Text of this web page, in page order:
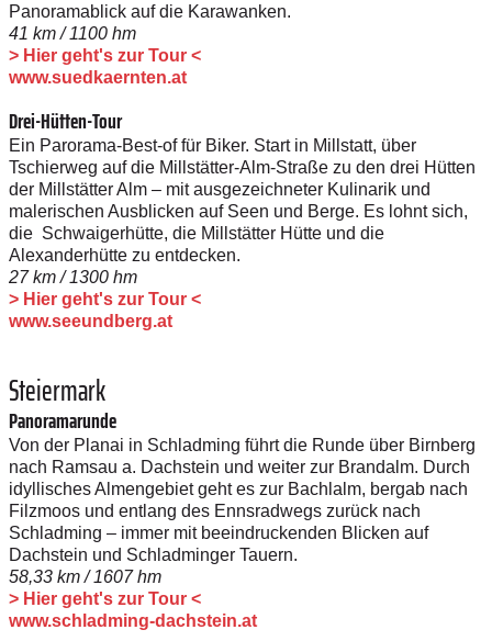
Panoramablick auf die Karawanken.
41 km / 1100 hm
> Hier geht's zur Tour <
www.suedkaernten.at
Drei-Hütten-Tour
Ein Parorama-Best-of für Biker. Start in Millstatt, über
Tschierweg auf die Millstätter-Alm-Straße zu den drei Hütten
der Millstätter Alm – mit ausgezeichneter Kulinarik und
malerischen Ausblicken auf Seen und Berge. Es lohnt sich,
die Schwaigerhütte, die Millstätter Hütte und die
Alexanderhütte zu entdecken.
27 km / 1300 hm
> Hier geht's zur Tour <
www.seeundberg.at
Steiermark
Panoramarunde
Von der Planai in Schladming führt die Runde über Birnberg
nach Ramsau a. Dachstein und weiter zur Brandalm. Durch
idyllisches Almengebiet geht es zur Bachlalm, bergab nach
Filzmoos und entlang des Ennsradwegs zurück nach
Schladming – immer mit beeindruckenden Blicken auf
Dachstein und Schladminger Tauern.
58,33 km / 1607 hm
> Hier geht's zur Tour <
www.schladming-dachstein.at